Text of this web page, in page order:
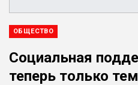
ОБЩЕСТВО
Социальная
теперь только